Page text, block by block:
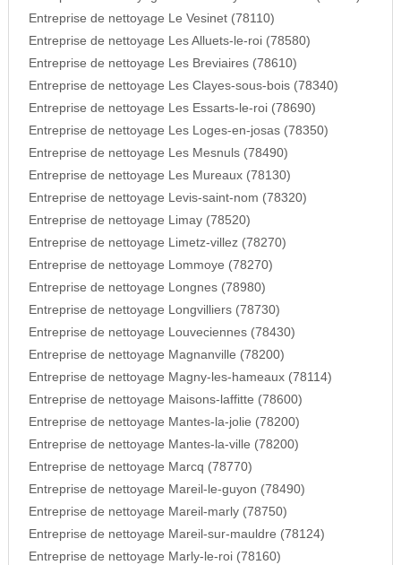
Entreprise de nettoyage Le Vesinet (78110)
Entreprise de nettoyage Les Alluets-le-roi (78580)
Entreprise de nettoyage Les Breviaires (78610)
Entreprise de nettoyage Les Clayes-sous-bois (78340)
Entreprise de nettoyage Les Essarts-le-roi (78690)
Entreprise de nettoyage Les Loges-en-josas (78350)
Entreprise de nettoyage Les Mesnuls (78490)
Entreprise de nettoyage Les Mureaux (78130)
Entreprise de nettoyage Levis-saint-nom (78320)
Entreprise de nettoyage Limay (78520)
Entreprise de nettoyage Limetz-villez (78270)
Entreprise de nettoyage Lommoye (78270)
Entreprise de nettoyage Longnes (78980)
Entreprise de nettoyage Longvilliers (78730)
Entreprise de nettoyage Louveciennes (78430)
Entreprise de nettoyage Magnanville (78200)
Entreprise de nettoyage Magny-les-hameaux (78114)
Entreprise de nettoyage Maisons-laffitte (78600)
Entreprise de nettoyage Mantes-la-jolie (78200)
Entreprise de nettoyage Mantes-la-ville (78200)
Entreprise de nettoyage Marcq (78770)
Entreprise de nettoyage Mareil-le-guyon (78490)
Entreprise de nettoyage Mareil-marly (78750)
Entreprise de nettoyage Mareil-sur-mauldre (78124)
Entreprise de nettoyage Marly-le-roi (78160)